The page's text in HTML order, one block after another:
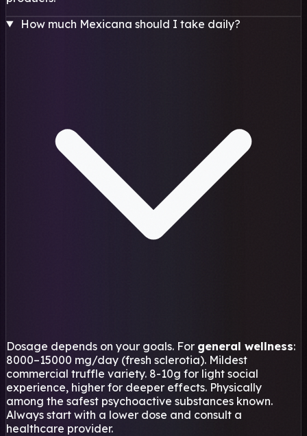
How much Mexicana should I take daily?
Dosage depends on your goals. For general wellness:
8000–15000 mg/day (fresh sclerotia). Mildest
commercial truffle variety. 8-10g for light social
experience, higher for deeper effects. Physically
among the safest psychoactive substances known.
Always start with a lower dose and consult a
healthcare provider.